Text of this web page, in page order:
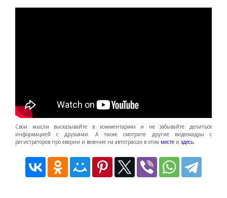
Свои мысли высказывайте в комментариях и не забывайте делиться
информацией с друзьями. А также смотрите другие видеокадры с
регистраторов про аварии и везение на автотрассах в этом месте издесь.